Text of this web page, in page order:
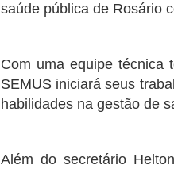
saúde pública de Rosário
Com uma equipe técnica
SEMUS iniciará seus
habilidades na gestão de
Além do secretário